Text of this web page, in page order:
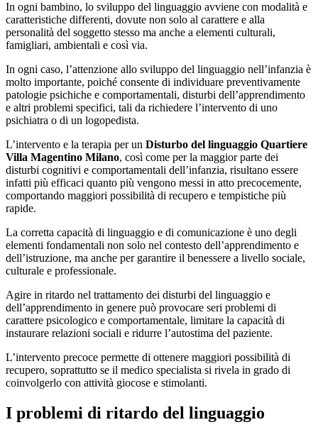
In ogni bambino, lo sviluppo del linguaggio avviene con modalità e
caratteristiche differenti, dovute non solo al carattere e alla
personalità del soggetto stesso ma anche a elementi culturali,
famigliari, ambientali e così via.
In ogni caso, l’attenzione allo sviluppo del linguaggio nell’infanzia è
molto importante, poiché consente di individuare preventivamente
patologie psichiche e comportamentali, disturbi dell’apprendimento
e altri problemi specifici, tali da richiedere l’intervento di uno
psichiatra o di un logopedista.
L’intervento e la terapia per un Disturbo del linguaggio Quartiere
Villa Magentino Milano, così come per la maggior parte dei
disturbi cognitivi e comportamentali dell’infanzia, risultano essere
infatti più efficaci quanto più vengono messi in atto precocemente,
comportando maggiori possibilità di recupero e tempistiche più
rapide.
La corretta capacità di linguaggio e di comunicazione è uno degli
elementi fondamentali non solo nel contesto dell’apprendimento e
dell’istruzione, ma anche per garantire il benessere a livello sociale,
culturale e professionale.
Agire in ritardo nel trattamento dei disturbi del linguaggio e
dell’apprendimento in genere può provocare seri problemi di
carattere psicologico e comportamentale, limitare la capacità di
instaurare relazioni sociali e ridurre l’autostima del paziente.
L’intervento precoce permette di ottenere maggiori possibilità di
recupero, soprattutto se il medico specialista si rivela in grado di
coinvolgerlo con attività giocose e stimolanti.
I problemi di ritardo del linguaggio